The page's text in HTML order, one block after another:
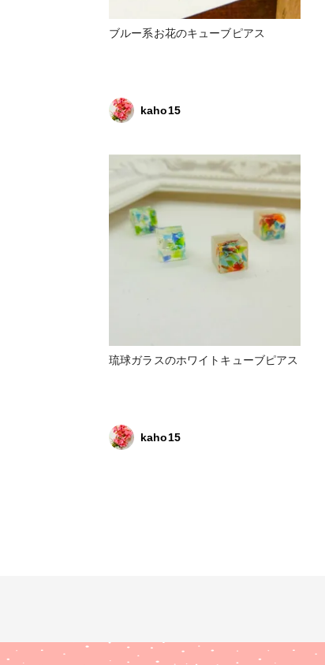
ブルー系お花のキューブピアス
kaho15
琉球ガラスのホワイトキューブピアス
kaho15